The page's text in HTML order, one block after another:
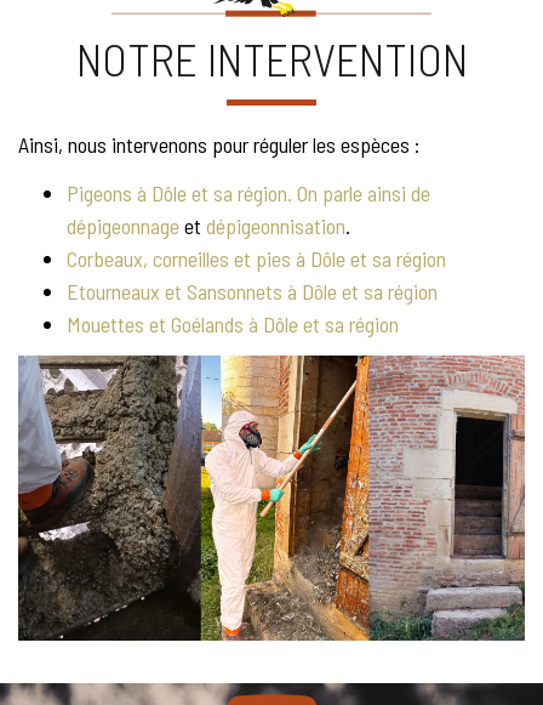
NOTRE INTERVENTION
Ainsi, nous intervenons pour réguler les espèces :
Pigeons à Dôle et sa région. On parle ainsi de
dépigeonnageet dépigeonnisation.
Corbeaux, corneilles et pies à Dôle et sa région
Etourneaux et Sansonnets à Dôle et sa région
Mouettes et Goélands à Dôle et sa région